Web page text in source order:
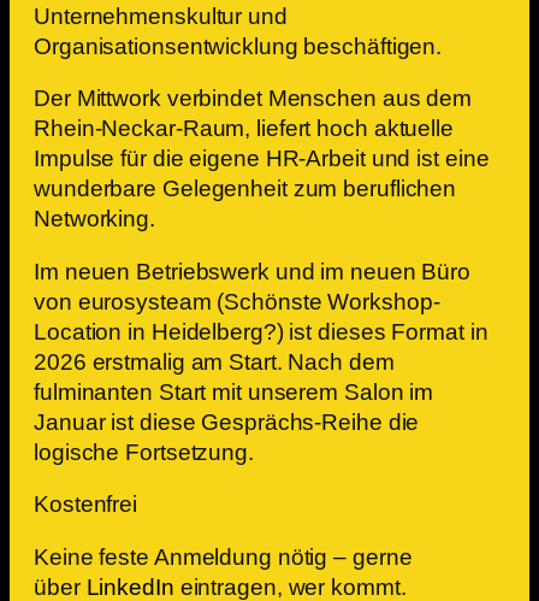
Unternehmenskultur und
Organisationsentwicklung beschäftigen.
Der Mittwork verbindet Menschen aus dem
Rhein-Neckar-Raum, liefert hoch aktuelle
Impulse für die eigene HR-Arbeit und ist eine
wunderbare Gelegenheit zum beruflichen
Networking.
Im neuen Betriebswerk und im neuen Büro
von eurosysteam (Schönste Workshop-
Location in Heidelberg?) ist dieses Format in
2026 erstmalig am Start. Nach dem
fulminanten Start mit unserem Salon im
Januar ist diese Gesprächs-Reihe die
logische Fortsetzung.
Kostenfrei
Keine feste Anmeldung nötig – gerne
über LinkedIn eintragen, wer kommt.